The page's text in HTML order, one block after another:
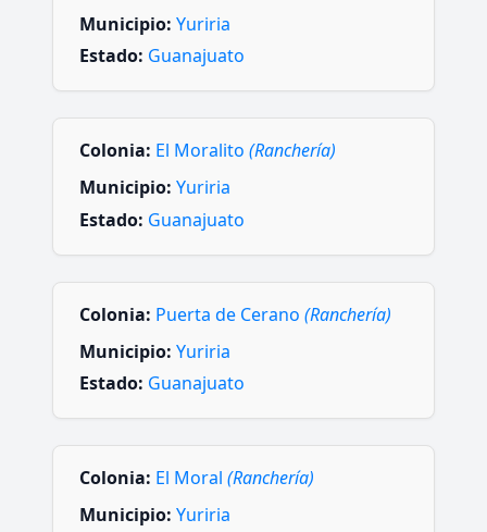
Municipio: Yuriria
Estado: Guanajuato
Colonia: El Moralito (Ranchería)
Municipio: Yuriria
Estado: Guanajuato
Colonia: Puerta de Cerano (Ranchería)
Municipio: Yuriria
Estado: Guanajuato
Colonia: El Moral (Ranchería)
Municipio: Yuriria